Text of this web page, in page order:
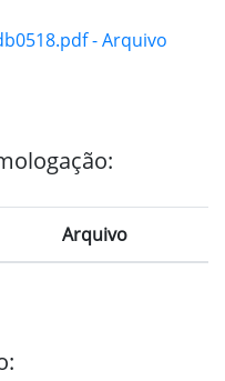
- Arquivo
Arquivo